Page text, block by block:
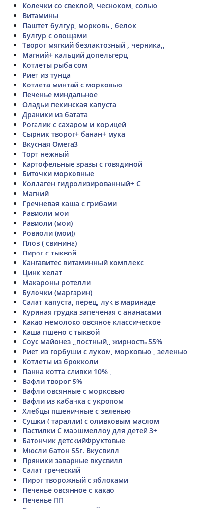
Колечки со свеклой, чесноком, солью
Витамины
Паштет булгур, морковь , белок
Булгур с овощами
Творог мягкий безлактозный , черника,,
Магний+ кальций допельгерц
Котлеты рыба сом
Риет из тунца
Котлета минтай с морковью
Печенье миндальное
Оладьи пекинская капуста
Драники из батата
Рогалик с сахаром и корицей
Сырник творог+ банан+ мука
Вкусная Омега3
Торт нежный
Картофельные зразы с говядиной
Биточки морковные
Коллаген гидролизированный+ C
Магний
Гречневая каша с грибами
Равиоли мои
Равиоли (мои)
Ровиоли (мои))
Плов ( свинина)
Пирог с тыквой
Кангавитес витаминный комплекс
Цинк хелат
Макароны ротелли
Булочки (маргарин)
Салат капуста, перец, лук в маринаде
Куриная грудка запеченая с ананасами
Какао немолоко овсяное классическое
Каша пшено с тыквой
Соус майонез ,,постный,, жирность 55%
Риет из горбуши с луком, морковью , зеленью
Котлеты из брокколи
Панна котта сливки 10% ,
Вафли творог 5%
Вафли овсянные с морковью
Вафли из кабачка с укропом
Хлебцы пшеничные с зеленью
Сушки ( таралли) с оливковым маслом
Пастилки С маршмеллоу для детей 3+
Батончик детскийФруктовые
Мюсли батон 55г. Вкусвилл
Пряники заварные вкусвилл
Салат греческий
Пирог творожный с яблоками
Печенье овсянное с какао
Печенье ПП